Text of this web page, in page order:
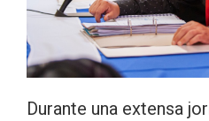
Durante una extensa